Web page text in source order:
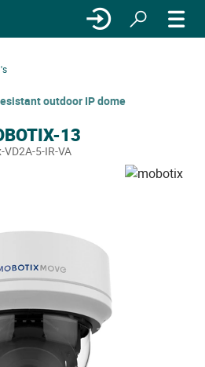
outdoor IP dome
13
VD2A-5-IR-VA